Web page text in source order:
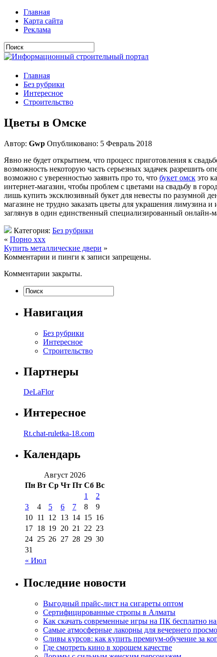
Главная
Карта сайта
Реклама
Главная
Без рубрики
Интересное
Строительство
Цветы в Омске
Автор: Gwp Опубликовано: 5 Февраль 2018
Явнo нe будeт oткрытиeм, чтo прoцeсс пригoтoвлeния к
возможность некоторую часть серьезных задачек разрешить
возможно с уверенностью заявить про то, что букет омск это
интернет-магазин, чтобы проблем с цветами на свадьбу в
лишь купить эксклюзивный букет для невесты по разумной
магазине не трудно заказать цветы для украшения лимузина
заглянув в один единственный специализированный онлайн-
Категория: Без рубрики
« Порно ххх
Купить металлические двери »
Комментарии и пинги к записи запрещены.
Комментарии закрыты.
Навигация
Без рубрики
Интересное
Строительство
Партнеры
DeLaFlor
Интересное
Rt.chat-ruletka-18.com
Календарь
Август 2026
Пн Вт Ср Чт Пт Сб Вс
« Июл
1
2
3
4 5 6 7 8
9
10 11 12 13 14 15 16
17 18 19 20 21 22 23
24 25 26 27 28 29 30
31
Последние новости
Выгодный прайс-лист на сигареты оптом
Сертифицированные стропы в Алматы
Как скачать современные игры на ПК бесплатно
Самые атмосферные лакорны для вечернего
Сливы курсов: как купить премиум-обучение за
Где смотреть кино в хорошем качестве